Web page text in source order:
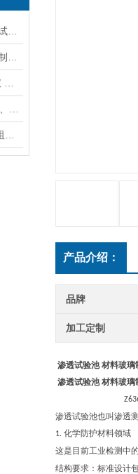
产品介绍：
品牌
加工定制
渗透试验池 材料玻璃
渗透试验池 材料玻璃
渗透试验池‌也叫渗透
1. 化学防护材料领域
这是目前工业检测中
结构要求‌：标准设计